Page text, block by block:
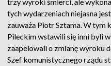
tych wydarzeniach niejasna
zauważa Piotr Sztama. W tym
Pileckim wstawili się inni byli
zaapelowali o zmianę wyroku
Szef komunistycznego rządu